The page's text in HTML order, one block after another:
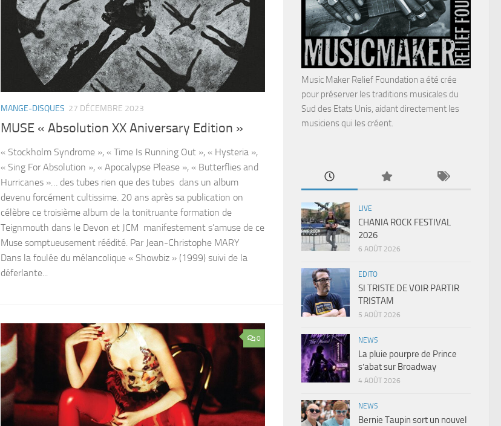
MANGE-DISQUES 27 DÉCEMBRE 2023
MUSE « Absolution XX Aniversary Edition »
« Stockholm Syndrome », « Time Is Running Out », « Hysteria »,
« Sing For Absolution », « Apocalypse Please », « Butterflies and
Hurricanes »… des tubes rien que des tubes dans un album
devenu forcément cultissime. 20 ans après sa publication on
célèbre ce troisième album de la tonitruante formation de
Teignmouth dans le Devon et JCM manifestement s’amuse de ce
Muse somptueusement réédité. Par Jean-Christophe MARY
Dans la foulée du mélancolique « Showbiz » (1999) suivi de la
déferlante...
0
Music Maker Relief Foundation a été crée
pour préserver les traditions musicales du
Sud des Etats Unis, aidant directement les
musiciens qui les créent.
LIVE
CHANIA ROCK FESTIVAL
2026
6 AOÛT 2026
EDITO
SI TRISTE DE VOIR PARTIR
TRISTAM
5 AOÛT 2026
NEWS
La pluie pourpre de Prince
s’abat sur Broadway
4 AOÛT 2026
NEWS
Bernie Taupin sort un nouvel